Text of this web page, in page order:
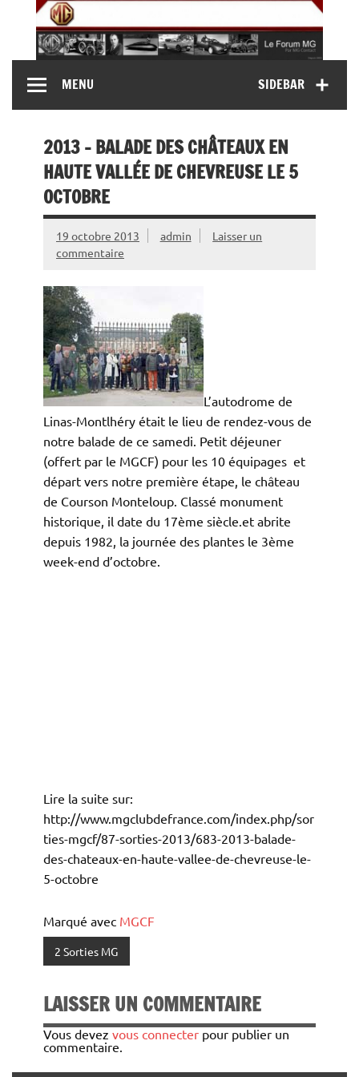
content
MG Contact
MG B, MG F, MG A, Midget…)SIDEBAR
MENU
2013 – BALADE DES CHÂTEAUX EN
HAUTE VALLÉE DE CHEVREUSE LE 5
OCTOBRE
19 octobre 2013 admin
Laisser un
commentaire
L’autodrome de
Linas-Montlhéry était le lieu de rendez-vous de
notre balade de ce samedi. Petit déjeuner
(offert par le MGCF) pour les 10 équipages et
départ vers notre première étape, le château
de Courson Monteloup. Classé monument
historique, il date du 17ème siècle.et abrite
depuis 1982, la journée des plantes le 3ème
week-end d’octobre.
Lire la suite sur:
http://www.mgclubdefrance.com/index.php/sor
ties-mgcf/87-sorties-2013/683-2013-balade-
des-chateaux-en-haute-vallee-de-chevreuse-le-
5-octobre
Marqué avec MGCF
2 Sorties MG
LAISSER UN COMMENTAIRE
Vous devez vous connecter pour publier un
commentaire.